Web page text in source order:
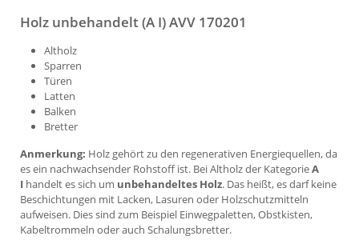
Holz unbehandelt (A I) AVV 170201
Altholz
Sparren
Türen
Latten
Balken
Bretter
Anmerkung: Holz gehört zu den regenerativen Energiequellen, da
es ein nachwachsender Rohstoff ist. Bei Altholz der KategorieA
I handelt es sich um unbehandeltes Holz. Das heißt, es darf keine
Beschichtungen mit Lacken, Lasuren oder Holzschutzmitteln
aufweisen. Dies sind zum Beispiel Einwegpaletten, Obstkisten,
Kabeltrommeln oder auch Schalungsbretter.